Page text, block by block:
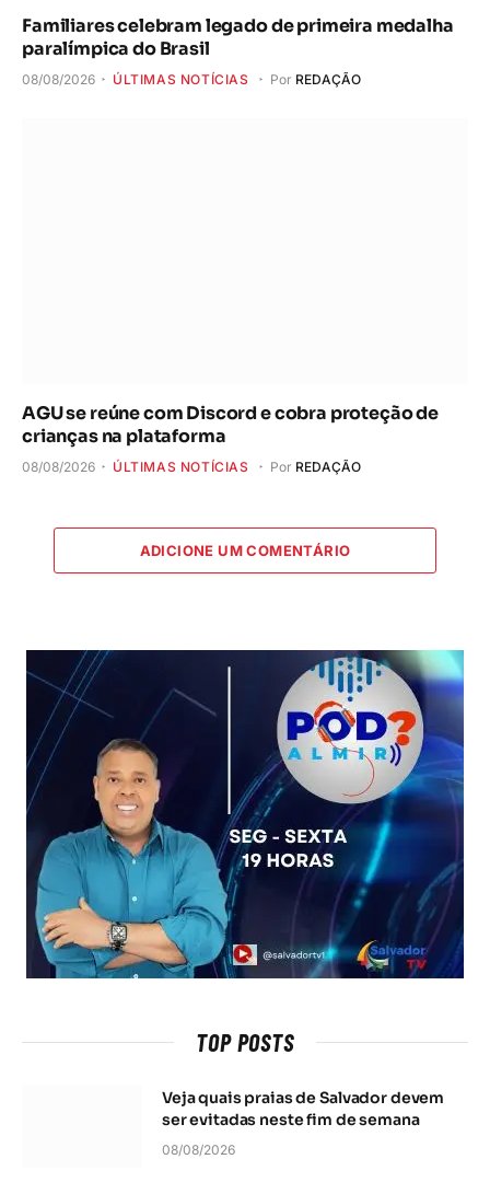
Familiares celebram legado de primeira medalha
paralímpica do Brasil
08/08/2026 ÚLTIMAS NOTÍCIAS Por REDAÇÃO
AGU se reúne com Discord e cobra proteção de
crianças na plataforma
08/08/2026 ÚLTIMAS NOTÍCIAS Por REDAÇÃO
ADICIONE UM COMENTÁRIO
TOP POSTS
Veja quais praias de Salvador devem
ser evitadas neste fim de semana
08/08/2026